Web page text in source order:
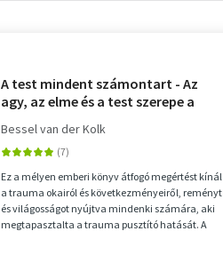
A test mindent számontart - Az
agy, az elme és a test szerepe a
Bessel van der Kolk
Ez a mélyen emberi könyv átfogó megértést kínál
a trauma okairól és következményeiről, reményt
és világosságot nyújtva mindenki számára, aki
megtapasztalta a trauma pusztító hatását. A